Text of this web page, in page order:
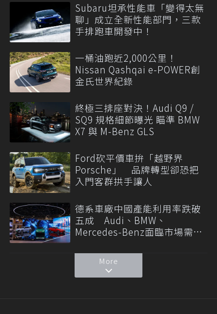
Subaru坦承性能車「變得太無
聊」成立全新性能部門，三款
手排跑車開發中！
一桶油跑近2,000公里！
Nissan Qashqai e-POWER創
金氏世界紀錄
終極三排座對決！Audi Q9 /
SQ9 規格細節曝光 瞄準 BMW
X7 與 M-Benz GLS
Ford砍平價車拚「越野界
Porsche」 品牌轉型卻恐把
入門客群拱手讓人
德系車廠中國產能利用率跌破
五成 Audi、BMW、
Mercedes-Benz面臨市場需求
More